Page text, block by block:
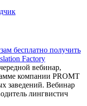
бесплатно получить
Factory
вебинар,
компании PROMT
заведений. Вебинар
лингвистич